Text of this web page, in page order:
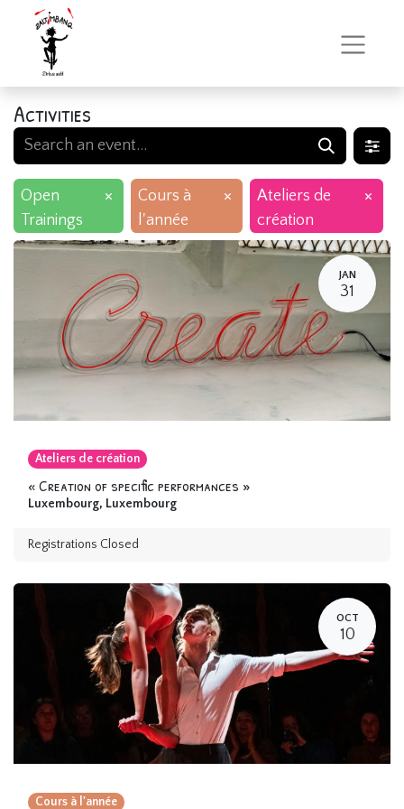
Activities
Open
Trainings
×
Cours à
l'année
×
Ateliers de
création
×
JAN
31
Ateliers de création
« Creation of specific performances »
Luxembourg, Luxembourg
Registrations Closed
OCT
10
Cours à l'année